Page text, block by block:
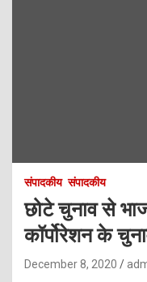
संपादकीय संपादकीय
छोटे चुनाव से
कॉर्पोरेशन के
December 8, 2020